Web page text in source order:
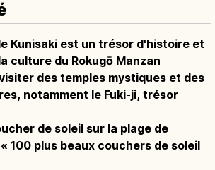
Kunisaki est un trésor d'histoire et
culture du Rokugō Manzan
des temples mystiques et des
notamment le Fuki-ji, trésor
de soleil sur la plage de
100 plus beaux couchers de soleil